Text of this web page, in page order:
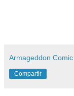
Armageddon Comic
Compartir